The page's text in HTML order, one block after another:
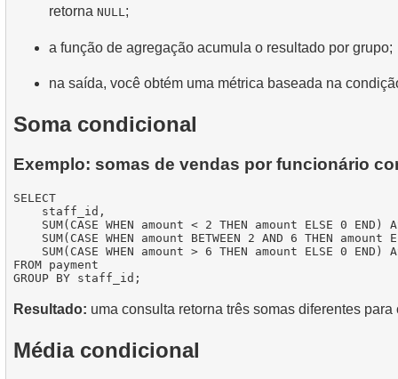
retorna NULL;
a função de agregação acumula o resultado por grupo;
na saída, você obtém uma métrica baseada na
Soma condicional
Exemplo: somas de vendas por funcionário
SELECT
    staff_id,
SUM(CASE WHEN amount < 2 THEN amount ELSE 0 END)
SUM(CASE WHEN amount BETWEEN 2 AND 6 THEN amount
SUM(CASE WHEN amount > 6 THEN amount ELSE 0 END)
FROM payment
Resultado: uma consulta retorna três somas diferentes
Média condicional